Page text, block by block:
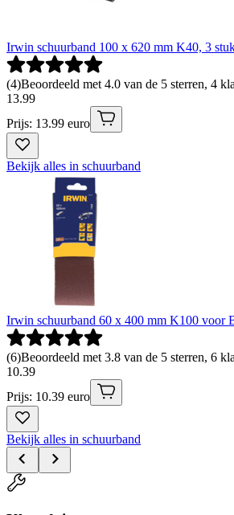
Irwin schuurband 100 x 620 mm K40, 3
(4)Beoordeeld met 4.0 van de 5 sterren, 4
13.99
Prijs: 13.99 euro
Bekijk alles in schuurband
Irwin schuurband 60 x 400 mm K100 voor
(6)Beoordeeld met 3.8 van de 5 sterren, 6
10.39
Prijs: 10.39 euro
Bekijk alles in schuurband